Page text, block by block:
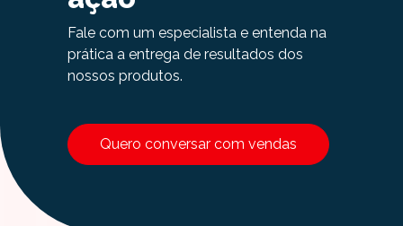
Fale com um especialista e entenda na
prática a entrega de resultados dos
nossos produtos.
Quero conversar com vendas